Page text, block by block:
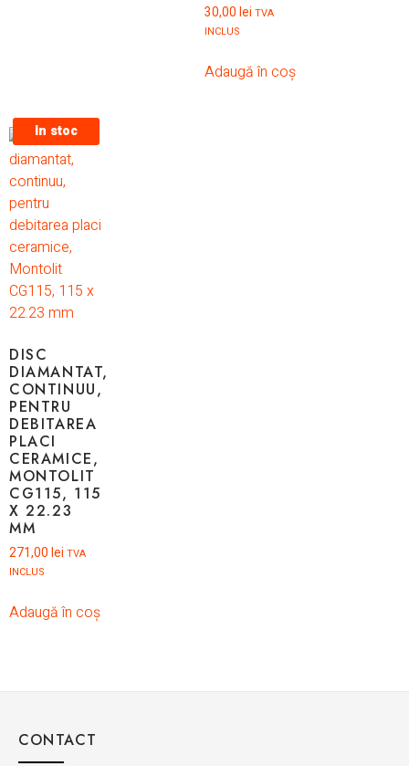
30,00 lei TVA
INCLUS
Adaugă în coș
In stoc
DISC
DIAMANTAT,
CONTINUU,
PENTRU
DEBITAREA
PLACI
CERAMICE,
MONTOLIT
CG115, 115
X 22.23
MM
271,00 lei TVA
INCLUS
Adaugă în coș
CONTACT